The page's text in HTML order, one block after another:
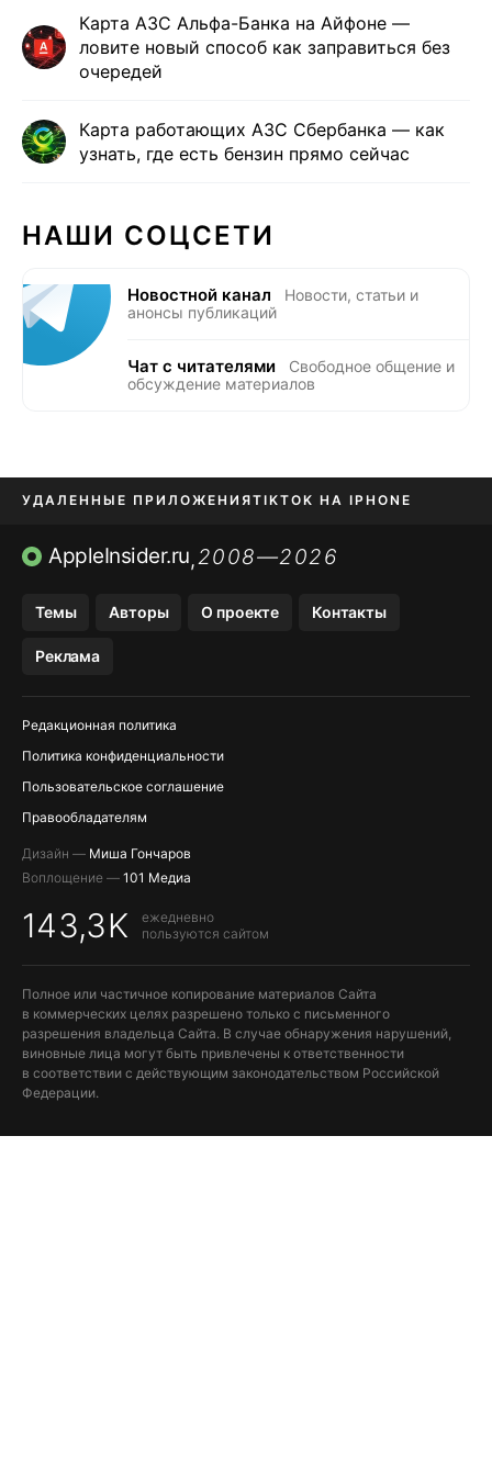
Карта АЗС Альфа-Банка на Айфоне —
ловите новый способ как заправиться без
очередей
Карта работающих АЗС Сбербанка — как
узнать, где есть бензин прямо сейчас
НАШИ СОЦСЕТИ
Новостной канал
Новости, статьи и
анонсы публикаций
Чат с читателями
Свободное общение и
обсуждение материалов
УДАЛЕННЫЕ ПРИЛОЖЕНИЯTIKTOK НА IPHONE
ПРИЛОЖЕНИЯ БЕЗ APP STORE
AppleInsider.ru,2008—2026
Темы Авторы О проекте Контакты
Реклама
Редакционная политика
Политика конфиденциальности
Пользовательское соглашение
Правообладателям
Дизайн — Миша Гончаров
Воплощение — 101 Медиа
143,3K
ежедневно
пользуются сайтом
Полное или частичное копирование материалов Сайта
в коммерческих целях разрешено только с письменного
разрешения владельца Сайта. В случае обнаружения нарушений,
виновные лица могут быть привлечены к ответственности
в соответствии с действующим законодательством Российской
Федерации.